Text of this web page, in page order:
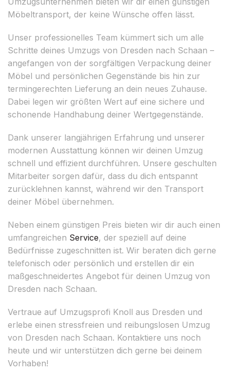
Möbeltransport, der keine Wünsche offen lässt.
Unser professionelles Team kümmert sich um alle
Schritte deines Umzugs von Dresden nach Schaan –
angefangen von der sorgfältigen Verpackung deiner
Möbel und persönlichen Gegenstände bis hin zur
termingerechten Lieferung an dein neues Zuhause.
Dabei legen wir größten Wert auf eine sichere und
schonende Handhabung deiner Wertgegenstände.
Dank unserer langjährigen Erfahrung und unserer
modernen Ausstattung können wir deinen Umzug
schnell und effizient durchführen. Unsere geschulten
Mitarbeiter sorgen dafür, dass du dich entspannt
zurücklehnen kannst, während wir den Transport
deiner Möbel übernehmen.
Neben einem günstigen Preis bieten wir dir auch einen
umfangreichen Service, der speziell auf deine
Bedürfnisse zugeschnitten ist. Wir beraten dich gerne
telefonisch oder persönlich und erstellen dir ein
maßgeschneidertes Angebot für deinen Umzug von
Dresden nach Schaan.
Vertraue auf Umzugsprofi Knoll aus Dresden und
erlebe einen stressfreien und reibungslosen Umzug
von Dresden nach Schaan. Kontaktiere uns noch
heute und wir unterstützen dich gerne bei deinem
Vorhaben!